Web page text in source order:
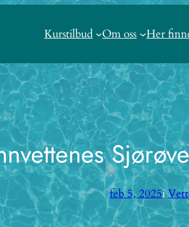
Kurstilbud Om oss Her
feb 5, 2025i